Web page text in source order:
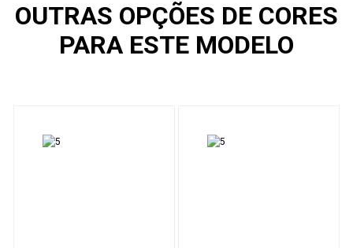
OUTRAS OPÇÕES DE CORES
PARA ESTE MODELO